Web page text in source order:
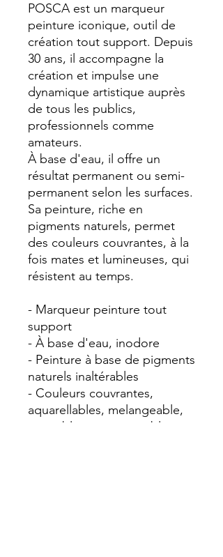
POSCA est un marqueur
peinture iconique, outil de
création tout support. Depuis
30 ans, il accompagne la
création et impulse une
dynamique artistique auprès
de tous les publics,
professionnels comme
amateurs.
À base d'eau, il offre un
résultat permanent ou semi-
permanent selon les surfaces.
Sa peinture, riche en
pigments naturels, permet
des couleurs couvrantes, à la
fois mates et lumineuses, qui
résistent au temps.
- Marqueur peinture tout
support
- À base d'eau, inodore
- Peinture à base de pigments
naturels inaltérables
- Couleurs couvrantes,
aquarellables, melangeable,
patinables, superposables